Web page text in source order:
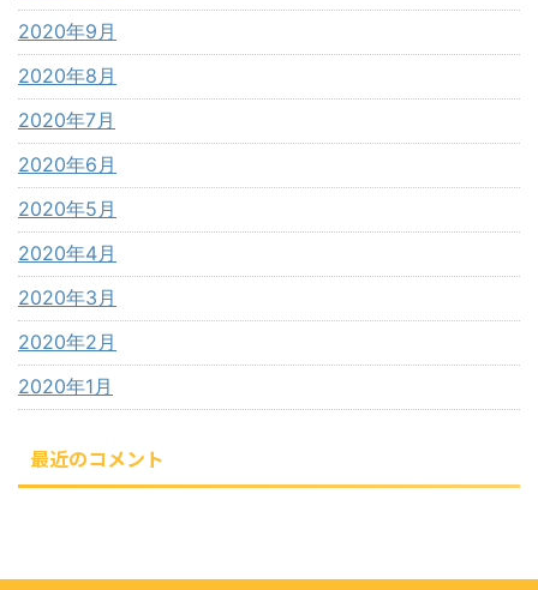
2020年9月
2020年8月
2020年7月
2020年6月
2020年5月
2020年4月
2020年3月
2020年2月
2020年1月
最近のコメント